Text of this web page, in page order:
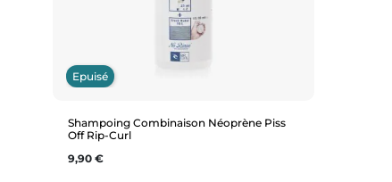
Epuisé
Shampoing Combinaison Néoprène Piss
Off Rip-Curl
Prix
9,90 €